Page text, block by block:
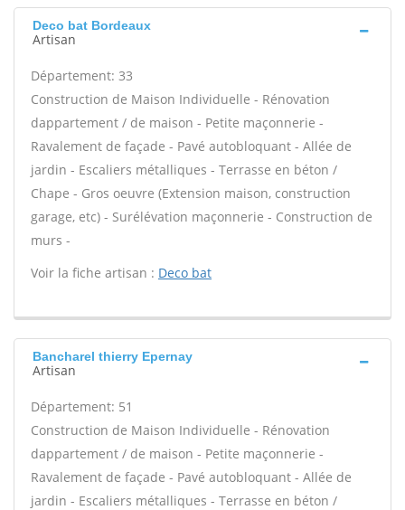
Deco bat Bordeaux
Artisan
Département: 33
Construction de Maison Individuelle - Rénovation
dappartement / de maison - Petite maçonnerie -
Ravalement de façade - Pavé autobloquant - Allée de
jardin - Escaliers métalliques - Terrasse en béton /
Chape - Gros oeuvre (Extension maison, construction
garage, etc) - Surélévation maçonnerie - Construction de
murs -
Voir la fiche artisan : Deco bat
Bancharel thierry Epernay
Artisan
Département: 51
Construction de Maison Individuelle - Rénovation
dappartement / de maison - Petite maçonnerie -
Ravalement de façade - Pavé autobloquant - Allée de
jardin - Escaliers métalliques - Terrasse en béton /